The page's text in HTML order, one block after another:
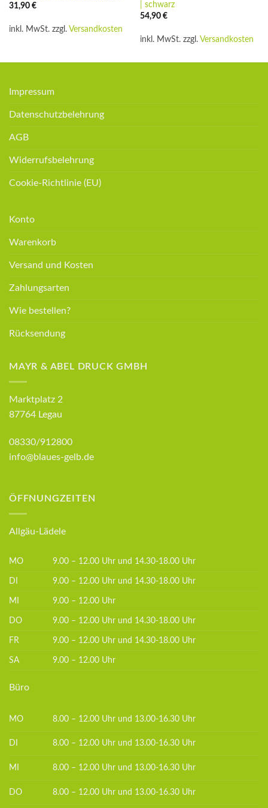
31,90 €
inkl. MwSt. zzgl. Versandkosten
| schwarz
54,90 €
inkl. MwSt. zzgl. Versandkosten
Impressum
Datenschutzbelehrung
AGB
Widerrufsbelehrung
Cookie-Richtlinie (EU)
Konto
Warenkorb
Versand und Kosten
Zahlungsarten
Wie bestellen?
Rücksendung
MAYR & ABEL DRUCK GMBH
Marktplatz 2
87764 Legau
08330/912800
info@blaues-gelb.de
ÖFFNUNGZEITEN
Allgäu-Lädele
MO 9.00 – 12.00 Uhr und 14.30-18.00 Uhr
DI 9.00 – 12.00 Uhr und 14.30-18.00 Uhr
MI 9.00 – 12.00 Uhr
DO 9.00 – 12.00 Uhr und 14.30-18.00 Uhr
FR 9.00 – 12.00 Uhr und 14.30-18.00 Uhr
SA 9.00 – 12.00 Uhr
Büro
MO 8.00 – 12.00 Uhr und 13.00-16.30 Uhr
DI 8.00 – 12.00 Uhr und 13.00-16.30 Uhr
MI 8.00 – 12.00 Uhr und 13.00-16.30 Uhr
DO 8.00 – 12.00 Uhr und 13.00-16.30 Uhr